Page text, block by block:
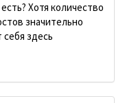
Хотя количество
значительно
здесь